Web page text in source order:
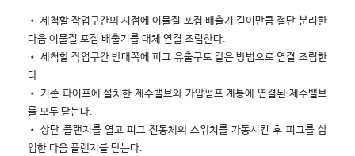
• 세척할 작업구간의 시점에 이물질 포집 배출기 길이만큼 절단 분리한
다음 이물질 포집 배출기를 대체 연결 조립한다.
• 세척할 작업구간 반대쪽에 피그 유출구도 같은 방법으로 연결 조립한
다.
• 기존 파이프에 설치한 제수밸브와 가압펌프 계통에 연결된 제수밸브
를 모두 닫는다.
• 상단 플랜지를 열고 피그 진동체의 스위치를 가동시킨 후 피그를 삽
입한 다음 플랜지를 닫는다.